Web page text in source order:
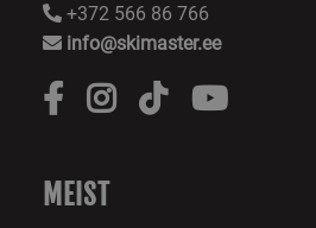
+372 566 86 766
info@skimaster.ee
MEIST